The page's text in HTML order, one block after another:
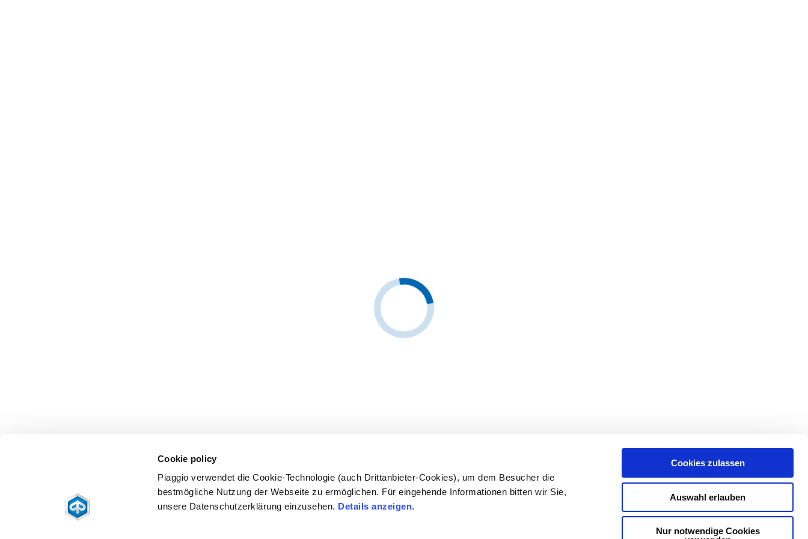
Cookie policy
Piaggio verwendet die Cookie-Technologie (auch Drittanbieter-Cookies), um dem Besucher die
bestmögliche Nutzung der Webseite zu ermöglichen. Für eingehende Informationen bitten wir Sie,
unsere Datenschutzerklärung einzusehen. Details anzeigen.
Cookies zulassen
Auswahl erlauben
Nur notwendige Cookies